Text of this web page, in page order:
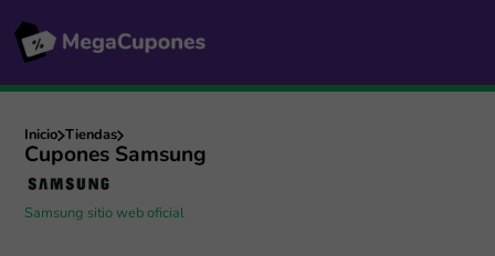
Inicio Tiendas
Cupones Samsung
Samsung sitio web oficial